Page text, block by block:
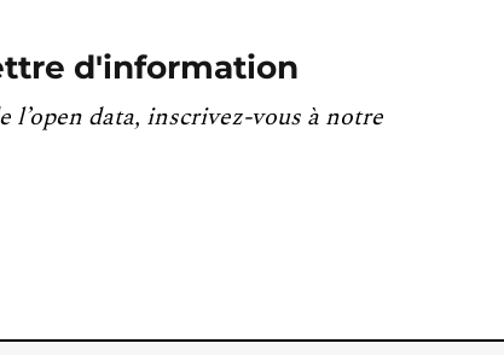
d'information
l’open data, inscrivez-vous à notre